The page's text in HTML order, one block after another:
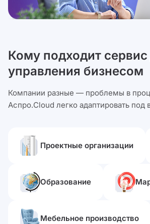
Кому подходит сервис
управления бизнесом
Компании разные — проблемы в
Аспро.Cloud легко адаптировать под
Проектные организации
Образование
Мебельное производство